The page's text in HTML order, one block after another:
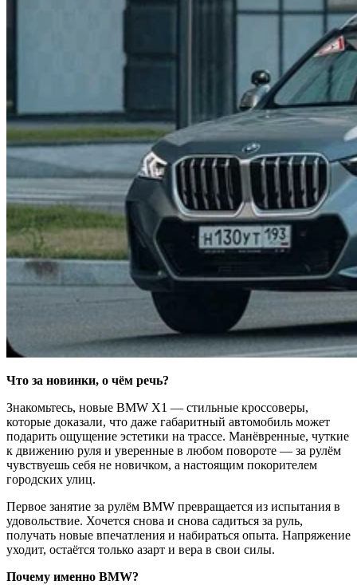
Что за новинки, о чём речь?
Знакомьтесь, новые BMW X1 — стильные кроссоверы,
которые доказали, что даже габаритный автомобиль может
подарить ощущение эстетики на трассе. Манёвренные, чуткие
к движению руля и уверенные в любом повороте — за рулём
чувствуешь себя не новичком, а настоящим покорителем
городских улиц.
Первое занятие за рулём BMW превращается из испытания в
удовольствие. Хочется снова и снова садиться за руль,
получать новые впечатления и набираться опыта. Напряжение
уходит, остаётся только азарт и вера в свои силы.
Почему именно BMW?